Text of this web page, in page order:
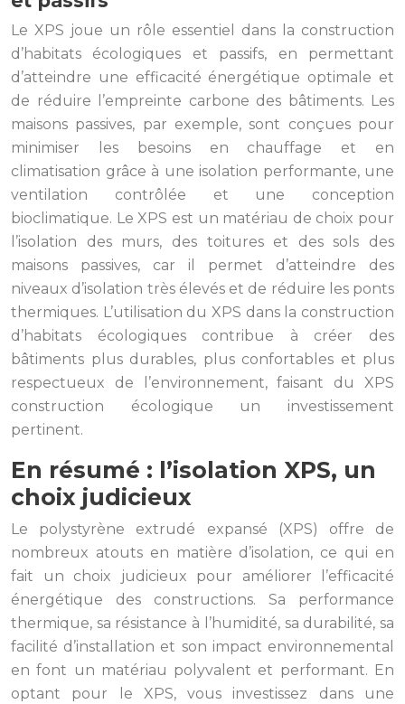
Le XPS joue un rôle essentiel dans la construction
d’habitats écologiques et passifs, en permettant
d’atteindre une efficacité énergétique optimale et
de réduire l’empreinte carbone des bâtiments. Les
maisons passives, par exemple, sont conçues pour
minimiser les besoins en chauffage et en
climatisation grâce à une isolation performante, une
ventilation contrôlée et une conception
bioclimatique. Le XPS est un matériau de choix pour
l’isolation des murs, des toitures et des sols des
maisons passives, car il permet d’atteindre des
niveaux d’isolation très élevés et de réduire les ponts
thermiques. L’utilisation du XPS dans la construction
d’habitats écologiques contribue à créer des
bâtiments plus durables, plus confortables et plus
respectueux de l’environnement, faisant du XPS
construction écologique un investissement
pertinent.
En résumé : l’isolation XPS, un
choix judicieux
Le polystyrène extrudé expansé (XPS) offre de
nombreux atouts en matière d’isolation, ce qui en
fait un choix judicieux pour améliorer l’efficacité
énergétique des constructions. Sa performance
thermique, sa résistance à l’humidité, sa durabilité, sa
facilité d’installation et son impact environnemental
en font un matériau polyvalent et performant. En
optant pour le XPS, vous investissez dans une